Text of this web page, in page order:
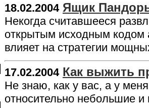
18.02.2004 Ящик
Некогда считавшееся
открытым исходным кодом
влияет на стратегии
17.02.2004 Как выжить
Не знаю, как у вас, а у
относительно небольшие